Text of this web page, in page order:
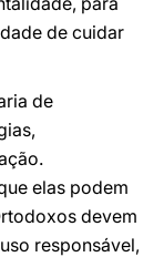
de cuidar
de
elas podem
devem
responsável,